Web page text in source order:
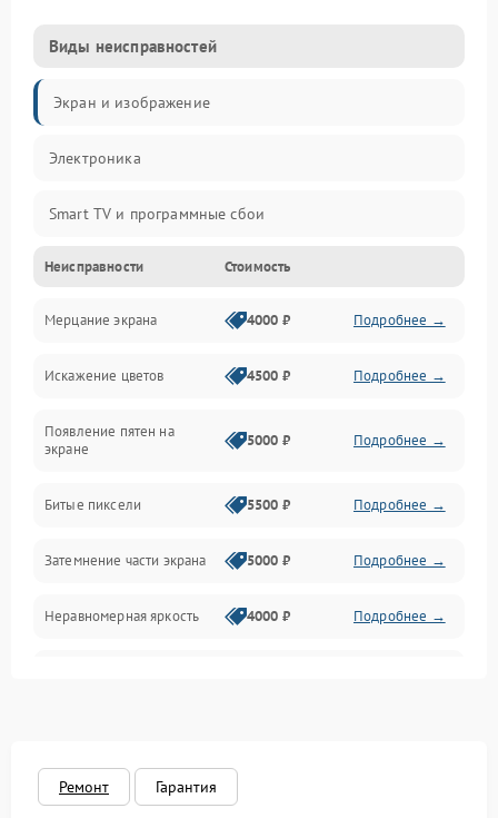
Виды неисправностей
Экран и изображение
Электроника
Smart TV и программные сбои
Питание и запуск
Подсветка и LED-модули
Звук и аудиосистема
Сигнал и приём каналов
Механические повреждения
Программное обеспечение
Сеть и подключения
Неисправности Стоимость
Мерцание экрана 4000 ₽ Подробнее →
Искажение цветов 4500 ₽ Подробнее →
Появление пятен на
экране
5000 ₽ Подробнее →
Битые пиксели 5500 ₽ Подробнее →
Затемнение части экрана 5000 ₽ Подробнее →
Неравномерная яркость 4000 ₽ Подробнее →
Ремонт Гарантия